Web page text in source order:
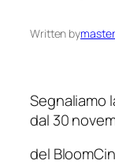
Written bymaster
Segnaliamo
dal 30
del